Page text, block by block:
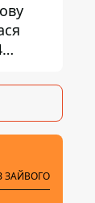
ЗАЙВОГО